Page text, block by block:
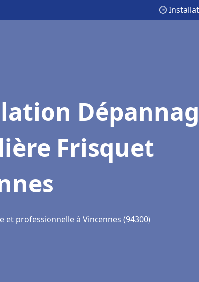
🕒
Frisquet
et professionnelle à Vincennes (94300)